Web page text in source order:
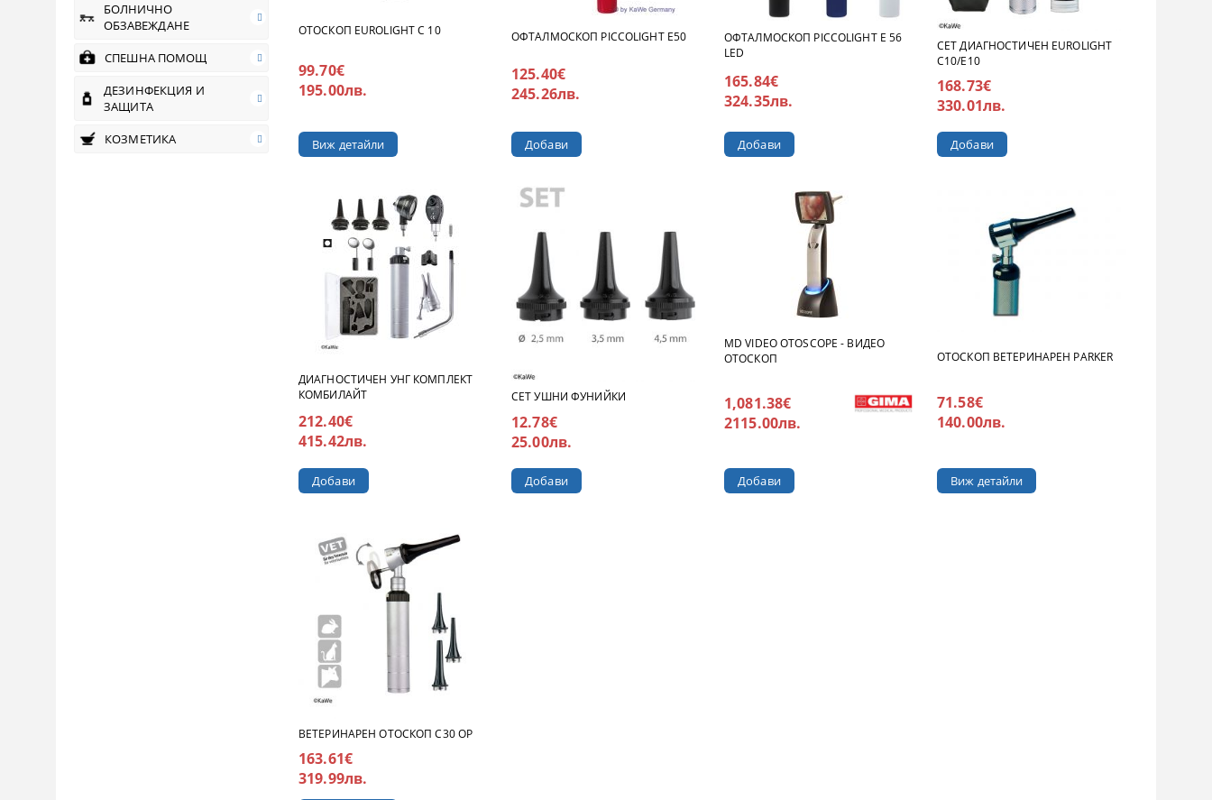
БОЛНИЧНО
ОБЗАВЕЖДАНЕ
СПЕШНА ПОМОЩ
ДЕЗИНФЕКЦИЯ И
ЗАЩИТА
КОЗМЕТИКА
ОТОСКОП EUROLIGHT C 10
99.70€
195.00лв.
Виж детайли
ОФТАЛМОСКОП PICCOLIGHT E50
125.40€
245.26лв.
ОФТАЛМОСКОП PICCOLIGHT E 56
LED
165.84€
324.35лв.
СЕТ ДИАГНОСТИЧЕН EUROLIGHT
C10/E10
168.73€
330.01лв.
ДИАГНОСТИЧЕН УНГ КОМПЛЕКТ
КОМБИЛАЙТ
212.40€
415.42лв.
СЕТ УШНИ ФУНИЙКИ
12.78€
25.00лв.
MD VIDEO OTOSCOPE - ВИДЕО
ОТОСКОП
1,081.38€
2115.00лв.
ОТОСКОП ВЕТЕРИНАРЕН PARKER
71.58€
140.00лв.
Виж детайли
ВЕТЕРИНАРЕН ОТОСКОП С30 ОP
163.61€
319.99лв.